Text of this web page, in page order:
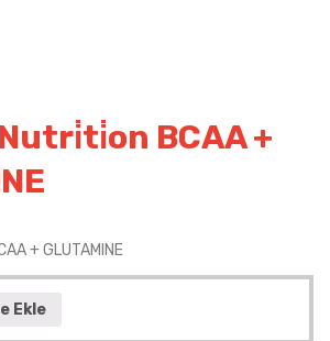
BCAA +
+ GLUTAMINE
Ekle